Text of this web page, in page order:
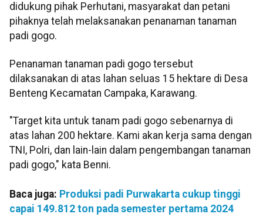
didukung pihak Perhutani, masyarakat dan petani
pihaknya telah melaksanakan penanaman tanaman
padi gogo.
Penanaman tanaman padi gogo tersebut
dilaksanakan di atas lahan seluas 15 hektare di Desa
Benteng Kecamatan Campaka, Karawang.
"Target kita untuk tanam padi gogo sebenarnya di
atas lahan 200 hektare. Kami akan kerja sama dengan
TNI, Polri, dan lain-lain dalam pengembangan tanaman
padi gogo," kata Benni.
Baca juga: Produksi padi Purwakarta cukup tinggi
capai 149.812 ton pada semester pertama 2024